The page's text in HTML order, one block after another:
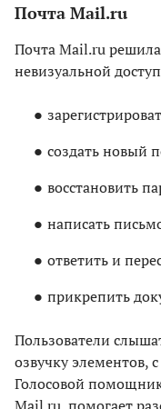
Почта Mail.ru
Почта Mail.ru
невизуальной
создать новый
восстановить
написать
ответить и
прикрепить
Пользователи
озвучку элементов,
Голосовой